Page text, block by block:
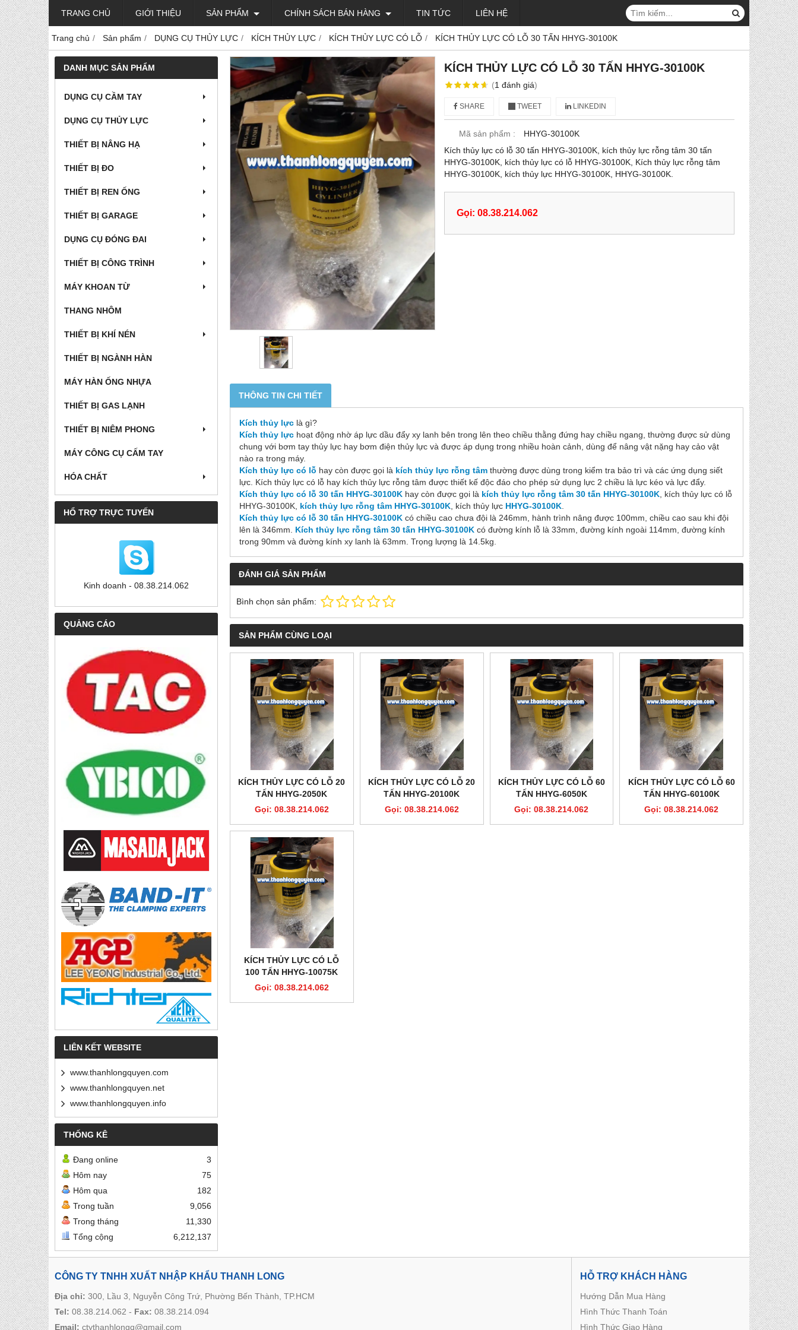
TRANG CHỦ GIỚI THIỆU SẢN PHẨM CHÍNH SÁCH BÁN HÀNG TIN TỨC LIÊN HỆ
Trang chủ Sản phẩm DỤNG CỤ THỦY LỰC KÍCH THỦY LỰC KÍCH THỦY LỰC CÓ LỖ KÍCH THỦY LỰC CÓ LỖ 30 TẤN HHYG-30100K
DANH MỤC SẢN PHẨM
DỤNG CỤ CẦM TAY
DỤNG CỤ THỦY LỰC
THIẾT BỊ NÂNG HẠ
THIẾT BỊ ĐO
THIẾT BỊ REN ỐNG
THIẾT BỊ GARAGE
DỤNG CỤ ĐÓNG ĐAI
THIẾT BỊ CÔNG TRÌNH
MÁY KHOAN TỪ
THANG NHÔM
THIẾT BỊ KHÍ NÉN
THIẾT BỊ NGÀNH HÀN
MÁY HÀN ỐNG NHỰA
THIẾT BỊ GAS LẠNH
THIẾT BỊ NIÊM PHONG
MÁY CÔNG CỤ CẤM TAY
HÓA CHẤT
HỔ TRỢ TRỰC TUYẾN
Kinh doanh - 08.38.214.062
QUẢNG CÁO
LIÊN KẾT WEBSITE
www.thanhlongquyen.com
www.thanhlongquyen.net
www.thanhlongquyen.info
THỐNG KÊ
Đang online
3
Hôm nay
75
Hôm qua
182
Trong tuần
9,056
Trong tháng
11,330
Tổng cộng
6,212,137
KÍCH THỦY LỰC CÓ LỖ 30 TẤN HHYG-30100K
(1 đánh giá)
SHARE TWEET LINKEDIN
Mã sản phẩm :
HHYG-30100K
Kích thủy lực có lỗ 30 tấn HHYG-30100K, kích thủy lực rỗng tâm 30 tấn
HHYG-30100K, kích thủy lực có lỗ HHYG-30100K, Kích thủy lực rỗng tâm
HHYG-30100K, kích thủy lực HHYG-30100K, HHYG-30100K.
Gọi: 08.38.214.062
THÔNG TIN CHI TIẾT
Kích thủy lực là gì?
Kích thủy lực hoạt động nhờ áp lực dầu đẩy xy lanh bên trong lên theo chiều thằng đứng hay chiều ngang, thường được sử dùng
chung với bơm tay thủy lực hay bơm điện thủy lực và được áp dụng trong nhiều hoàn cảnh, dùng để nâng vật nặng hay cảo vật
nào ra trong máy.
Kích thủy lực có lỗ hay còn được gọi là kích thủy lực rỗng tâm thường được dùng trong kiểm tra bảo trì và các ứng dụng siết
lực. Kích thủy lực có lỗ hay kích thủy lực rỗng tâm được thiết kế độc đáo cho phép sử dụng lực 2 chiều là lực kéo và lực đẩy.
Kích thủy lực có lỗ 30 tấn HHYG-30100K hay còn được gọi là kích thủy lực rỗng tâm 30 tấn HHYG-30100K , kích thủy lực có lỗ
HHYG-30100K, kích thủy lực rỗng tâm HHYG-30100K , kích thủy lực HHYG-30100K
Kích thủy lực có lỗ 30 tấn HHYG-30100K có chiều cao chưa đội là 246mm, hành trình nâng được 100mm, chiều cao sau khi đội
lên là 346mm. Kích thủy lực rỗng tâm 30 tấn HHYG-30100K có đường kính lỗ là 33mm, đường kính ngoài 114mm, đường kính
trong 90mm và đường kính xy lanh là 63mm. Trọng lượng là 14.5kg.
ĐÁNH GIÁ SẢN PHẨM
Bình chọn sản phẩm:
SẢN PHẨM CÙNG LOẠI
KÍCH THỦY LỰC CÓ LỖ 20
TẤN HHYG-2050K
Gọi: 08.38.214.062
KÍCH THỦY LỰC CÓ LỖ 20
TẤN HHYG-20100K
Gọi: 08.38.214.062
KÍCH THỦY LỰC CÓ LỖ 60
TẤN HHYG-6050K
Gọi: 08.38.214.062
KÍCH THỦY LỰC CÓ LỖ 60
TẤN HHYG-60100K
Gọi: 08.38.214.062
KÍCH THỦY LỰC CÓ LỖ
100 TẤN HHYG-10075K
Gọi: 08.38.214.062
CÔNG TY TNHH XUẤT NHẬP KHẨU THANH LONG
Địa chỉ: 300, Lầu 3, Nguyễn Công Trứ, Phường Bến Thành, TP.HCM
Tel: 08.38.214.062 - Fax: 08.38.214.094
Email: ctythanhlongq@gmail.com
HỖ TRỢ KHÁCH HÀNG
Hướng Dẫn Mua Hàng
Hình Thức Thanh Toán
Hình Thức Giao Hàng